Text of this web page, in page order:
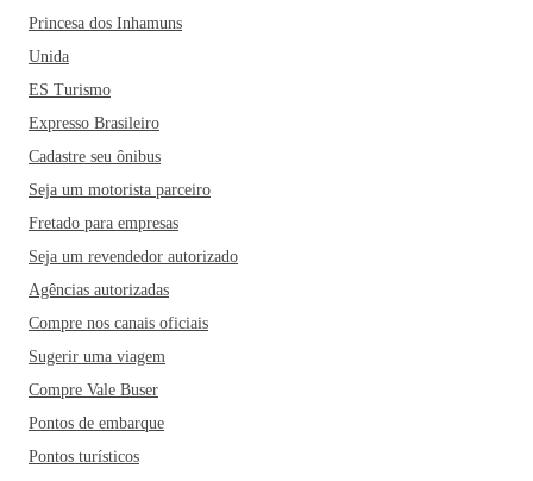
Princesa dos Inhamuns
Unida
ES Turismo
Expresso Brasileiro
Cadastre seu ônibus
Seja um motorista parceiro
Fretado para empresas
Seja um revendedor autorizado
Agências autorizadas
Compre nos canais oficiais
Sugerir uma viagem
Compre Vale Buser
Pontos de embarque
Pontos turísticos